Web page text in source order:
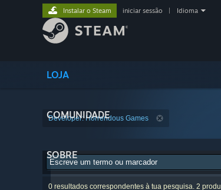
LOJA
COMUNIDADE
SOBRE
Instalar o Steam iniciar sessão Idioma
Developer: Horrendous Games
0 resultados correspondentes à tua pesquisa. 2